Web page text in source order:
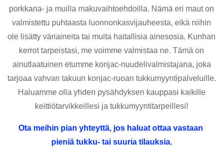
porkkana- ja muilla makuvaihtoehdoilla. Nämä eri maut on
valmistettu puhtaasta luonnonkasvijauheesta, eikä niihin
ole lisätty väriaineita tai muita haitallisia ainesosia. Kunhan
kerrot tarpeistasi, me voimme valmistaa ne. Tämä on
ainutlaatuinen etumme konjac-nuudelivalmistajana, joka
tarjoaa vahvan takuun konjac-ruoan tukkumyyntipalveluille.
Haluamme olla yhden pysähdyksen kauppasi kaikille
keittiötarvikkeillesi ja tukkumyyntitarpeillesi!
Ota meihin pian yhteyttä, jos haluat ottaa vastaan ​​
pieniä tukku- tai suuria tilauksia.